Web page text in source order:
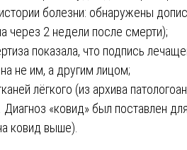
болезни: обнаружены
через 2 недели после смерти);
показала, что подпись
не им, а другим лицом;
лёгкого (из архива
«ковид» был поставлен
ковид выше).